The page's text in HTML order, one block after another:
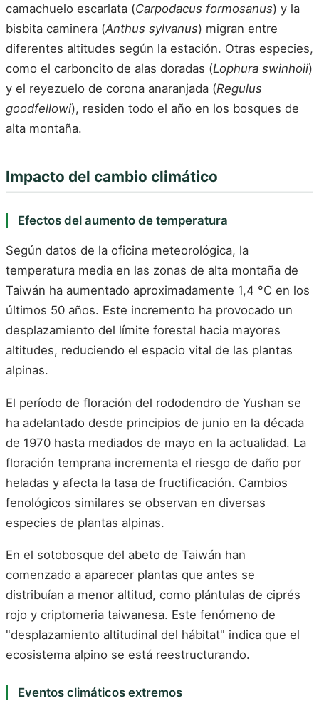
camachuelo escarlata (Carpodacus formosanus) y la
bisbita caminera (Anthus sylvanus) migran entre
diferentes altitudes según la estación. Otras especies,
como el carboncito de alas doradas (Lophura swinhoii)
y el reyezuelo de corona anaranjada (Regulus
goodfellowi), residen todo el año en los bosques de
alta montaña.
Impacto del cambio climático
Efectos del aumento de temperatura
Según datos de la oficina meteorológica, la
temperatura media en las zonas de alta montaña de
Taiwán ha aumentado aproximadamente 1,4 °C en los
últimos 50 años. Este incremento ha provocado un
desplazamiento del límite forestal hacia mayores
altitudes, reduciendo el espacio vital de las plantas
alpinas.
El período de floración del rododendro de Yushan se
ha adelantado desde principios de junio en la década
de 1970 hasta mediados de mayo en la actualidad. La
floración temprana incrementa el riesgo de daño por
heladas y afecta la tasa de fructificación. Cambios
fenológicos similares se observan en diversas
especies de plantas alpinas.
En el sotobosque del abeto de Taiwán han
comenzado a aparecer plantas que antes se
distribuían a menor altitud, como plántulas de ciprés
rojo y criptomeria taiwanesa. Este fenómeno de
"desplazamiento altitudinal del hábitat" indica que el
ecosistema alpino se está reestructurando.
Eventos climáticos extremos